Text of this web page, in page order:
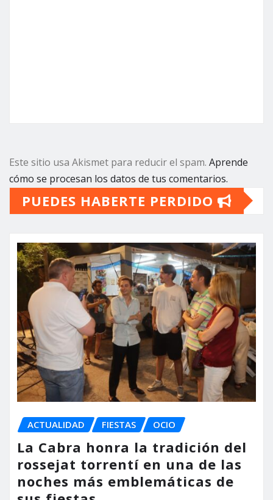
Este sitio usa Akismet para reducir el spam. Aprende
cómo se procesan los datos de tus comentarios.
PUEDES HABERTE PERDIDO
ACTUALIDAD FIESTAS OCIO
La Cabra honra la tradición del
rossejat torrentí en una de las
noches más emblemáticas de